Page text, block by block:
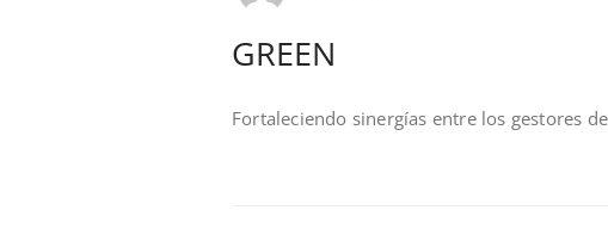
GREEN
Fortaleciendo sinergías entre los gestores